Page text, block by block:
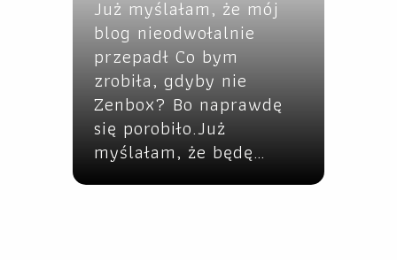
Już myślałam, że mój
blog nieodwołalnie
przepadł Co bym
zrobiła, gdyby nie
Zenbox? Bo naprawdę
się porobiło.Już
myślałam, że będę…